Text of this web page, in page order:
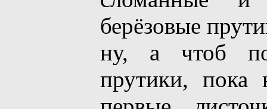
берёзовые
ну, а чтоб
прутики, пока